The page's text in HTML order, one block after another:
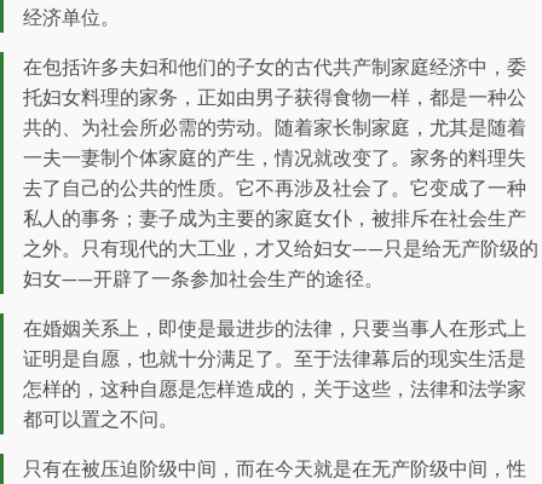
经济单位。
在包括许多夫妇和他们的子女的古代共产制家庭经济中，委
托妇女料理的家务，正如由男子获得食物一样，都是一种公
共的、为社会所必需的劳动。随着家长制家庭，尤其是随着
一夫一妻制个体家庭的产生，情况就改变了。家务的料理失
去了自己的公共的性质。它不再涉及社会了。它变成了一种
私人的事务；妻子成为主要的家庭女仆，被排斥在社会生产
之外。只有现代的大工业，才又给妇女——只是给无产阶级的
妇女——开辟了一条参加社会生产的途径。
在婚姻关系上，即使是最进步的法律，只要当事人在形式上
证明是自愿，也就十分满足了。至于法律幕后的现实生活是
怎样的，这种自愿是怎样造成的，关于这些，法律和法学家
都可以置之不问。
只有在被压迫阶级中间，而在今天就是在无产阶级中间，性